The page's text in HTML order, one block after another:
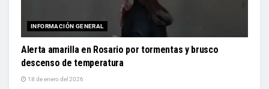
INFORMACIÓN GENERAL
Alerta amarilla en Rosario por tormentas y brusco
descenso de temperatura
18 de enero del 2026